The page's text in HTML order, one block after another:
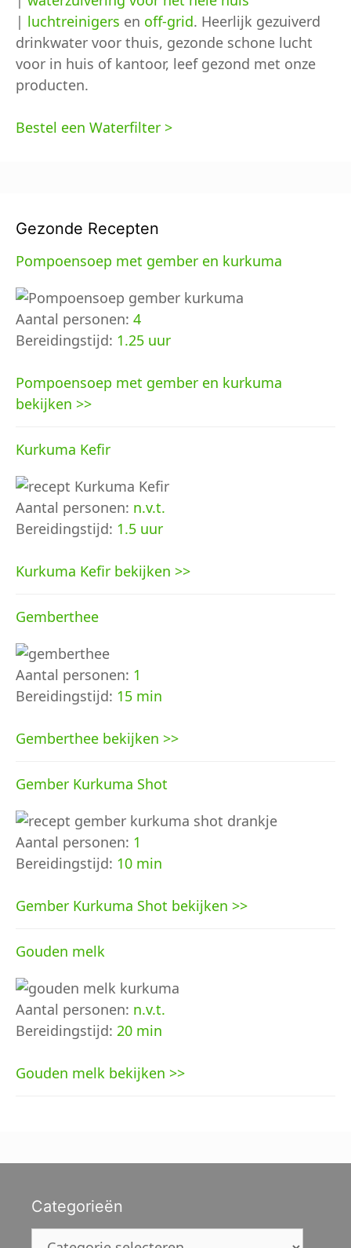
| luchtreinigers en off-grid. Heerlijk gezuiverd
drinkwater voor thuis, gezonde schone lucht
voor in huis of kantoor, leef gezond met onze
producten.
Bestel een Waterfilter >
Gezonde Recepten
Pompoensoep met gember en kurkuma
Aantal personen: 4
Bereidingstijd: 1.25 uur
Pompoensoep met gember en kurkuma
bekijken >>
Kurkuma Kefir
Aantal personen: n.v.t.
Bereidingstijd: 1.5 uur
Kurkuma Kefir bekijken >>
Gemberthee
Aantal personen: 1
Bereidingstijd: 15 min
Gemberthee bekijken >>
Gember Kurkuma Shot
Aantal personen: 1
Bereidingstijd: 10 min
Gember Kurkuma Shot bekijken >>
Gouden melk
Aantal personen: n.v.t.
Bereidingstijd: 20 min
Gouden melk bekijken >>
Categorieën
Categorieën